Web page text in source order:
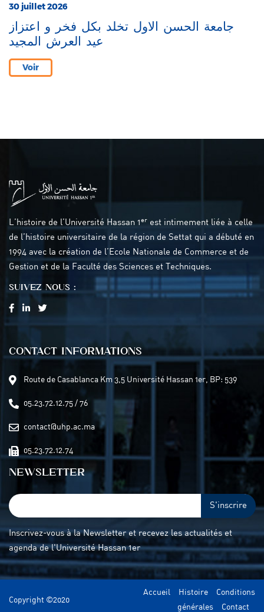
30 juillet 2026
جامعة الحسن الاول تخلد بكل فخر و اعتزاز
عيد العرش المجيد
Voir
L’histoire de l’Université Hassan 1er est intimement liée à celle
de l’histoire universitaire de la région de Settat qui a débuté en
1994 avec la création de l’Ecole Nationale de Commerce et de
Gestion et de la Faculté des Sciences et Techniques.
SUIVEZ NOUS :
CONTACT INFORMATIONS
Route de Casablanca Km 3,5 Université Hassan 1er, BP: 539
05.23.72.12.75 / 76
contact@uhp.ac.ma
05.23.72.12.74
NEWSLETTER
S'inscrire
Inscrivez-vous à la Newsletter et recevez les actualités et
agenda de l'Université Hassan 1er
Copyright ©2020
Accueil Histoire
Conditions
générales
Contact